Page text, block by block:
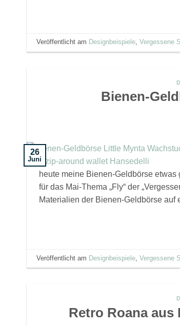
Veröffentlicht am Designbeispiele ,Vergessene
Bienen-
26
Juni
heute meine Bienen-Geldbörse
für das Mai-Thema „Fly“ der
Materialien der Bienen-Geldbörse
Veröffentlicht am Designbeispiele ,Vergessene
Retro Roana aus